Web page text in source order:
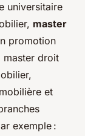
universitaire
master
promotion
master droit
et
exemple :